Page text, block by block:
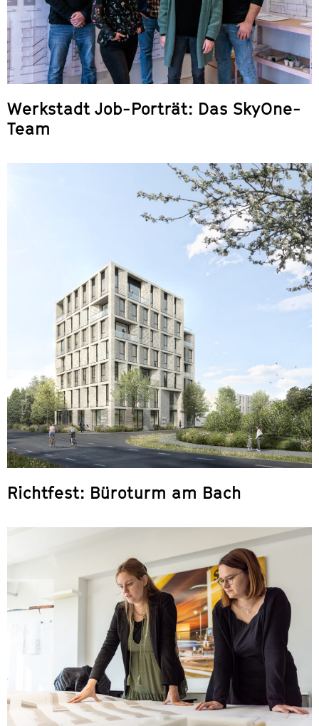
Werkstadt Job-Porträt: Das SkyOne-
Team
Richtfest: Büroturm am Bach